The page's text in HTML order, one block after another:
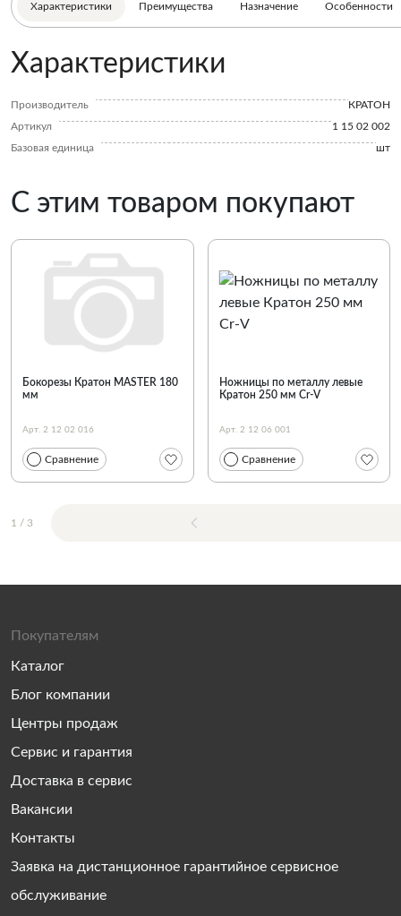
Характеристики Преимущества Назначение Особенности
Характеристики
Производитель
КРАТОН
Артикул
1 15 02 002
Базовая единица
шт
С этим товаром покупают
Бокорезы Кратон MASTER 180
мм
Арт. 2 12 02 016
Сравнение
Ножницы по металлу левые
Кратон 250 мм Cr-V
Арт. 2 12 06 001
Сравнение
1 / 3
Покупателям
Каталог
Блог компании
Центры продаж
Сервис и гарантия
Доставка в сервис
Вакансии
Контакты
Заявка на дистанционное гарантийное сервисное
обслуживание